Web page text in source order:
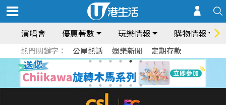
演唱會 優惠著數 玩樂情報 購物情報
熱門關鍵字： 公屋熱話 娛樂新聞 定期存款